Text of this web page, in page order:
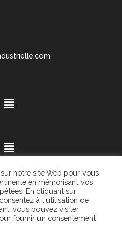
Alvaria. All Rights Reserved.
notre site Web pour vous
en mémorisant vos
En cliquant sur
à l'utilisation de
vous pouvez visiter
fournir un consentement